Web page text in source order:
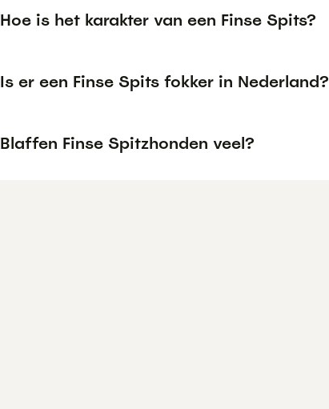
Hoe is het karakter van een Finse Spits?
Is er een Finse Spits fokker in Nederland?
Blaffen Finse Spitzhonden veel?